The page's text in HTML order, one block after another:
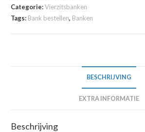
Categorie:Vierzitsbanken
Tags: Bank bestellen, Banken
BESCHRIJVING
EXTRA INFORMATIE
Beschrijving